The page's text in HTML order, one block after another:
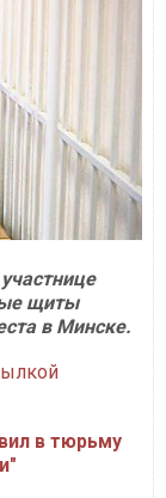
щиты
в Минске.
в тюрьму